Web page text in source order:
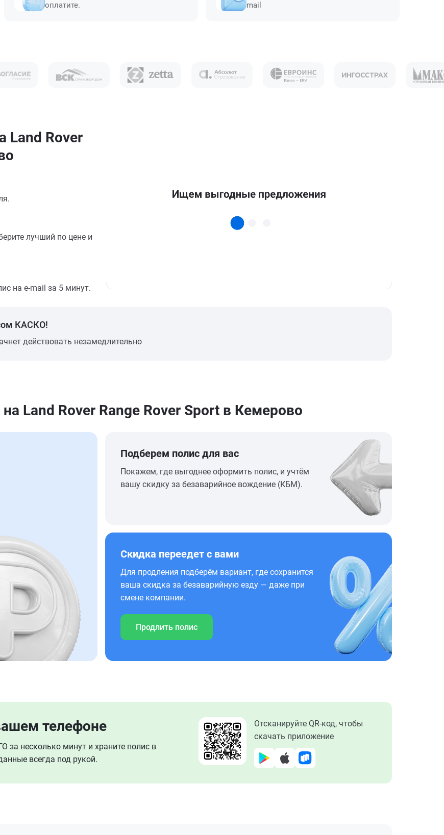
оплатите.
mail
Land Rover
лучший по цене и
на e-mail за 5 минут.
КАСКО!
действовать незамедлительно
Land Rover Range Rover Sport в Кемерово
Подберем полис для вас
Покажем, где выгоднее оформить полис, и учтём
вашу скидку за безаварийное вождение (КБМ).
Скидка переедет с вами
Для продления подберём вариант, где сохранится
ваша скидка за безаварийную езду — даже при
смене компании.
Продлить полис
телефоне
за несколько минут и храните полис в
всегда под рукой.
Отсканируйте QR-код, чтобы
скачать приложение